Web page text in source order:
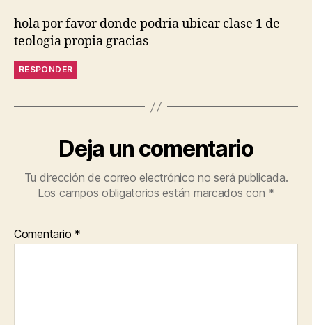
hola por favor donde podria ubicar clase 1 de
teologia propia gracias
RESPONDER
Deja un comentario
Tu dirección de correo electrónico no será publicada.
Los campos obligatorios están marcados con *
Comentario *